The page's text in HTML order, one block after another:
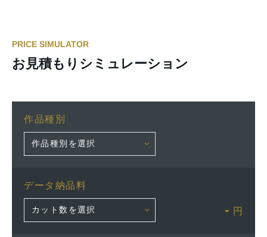
PRICE SIMULATOR
お見積もりシミュレーション
作品種別
データ納品料
- 円